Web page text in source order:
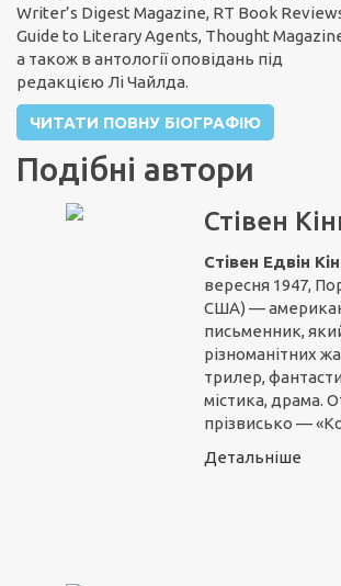
Writer’s Digest Magazine, RT Book
Guide to Literary Agents, Thought
а також в антології оповідань під
редакцією Лі Чайлда.
ЧИТАТИ ПОВНУ БІОГРАФІЮ
Подібні автори
Стівен
Стівен Едвін
вересня 1947,
США) —
письменник,
різноманітних
трилер,
містика, драма.
прізвисько —
Детальніше